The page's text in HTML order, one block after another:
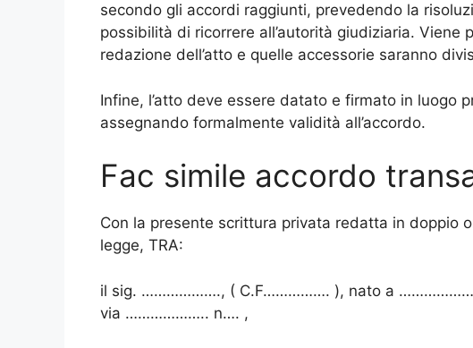
secondo gli accordi raggiunti, prevedendo la
possibilità di ricorrere all’autorità giudiziaria. Viene
redazione dell’atto e quelle accessorie saranno
Infine, l’atto deve essere datato e firmato in luogo
assegnando formalmente validità all’accordo.
Fac simile accordo
Con la presente scrittura privata redatta in doppio
legge, TRA:
il sig. ………………., ( C.F……………. ), nato a
via ……………….. n…. ,